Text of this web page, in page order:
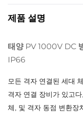
제품 설명
태양 PV 1000V DC
IP66
모든 격자 연결된 세대
격자 연결 장비가 있고
체, 및 격자 동점 변환장